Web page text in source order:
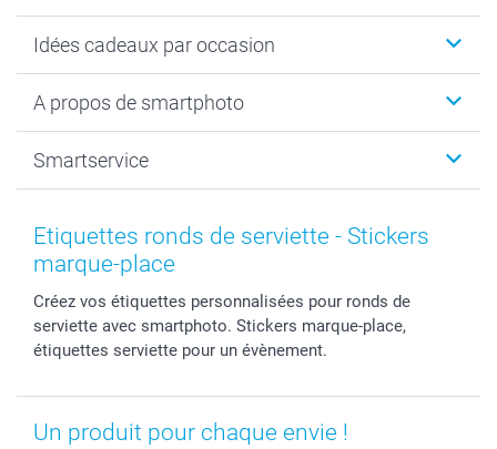
Calendrier photo & Agenda photo
Tirage photo & agrandissement
Faire-part & Cartes
Coques smartphone
Stickers & Etiquettes
Dénicheur d'idées cadeau
Idées cadeaux par occasion
Anniversaire
Naissance & baptême
Fête des Mères
Fête des Pères
Baptême
Toussaint
Saint-Valentin
Vacances
A propos de smartphoto
Plan du site
Droit de rétraction
Plaintes
Gestion des cookies
Tarifs
Investisseurs
Smartservice
Aide
smartbonus
Livraison
Modes de paiement
Statut de ma commande
Etiquettes ronds de serviette - Stickers
marque-place
Créez vos étiquettes personnalisées pour ronds de
serviette avec smartphoto. Stickers marque-place,
étiquettes serviette pour un évènement.
Un produit pour chaque envie !